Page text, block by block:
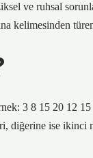
ve ruhsal
kelimesinden
3 8 15 20 12
diğerine ise ikinci